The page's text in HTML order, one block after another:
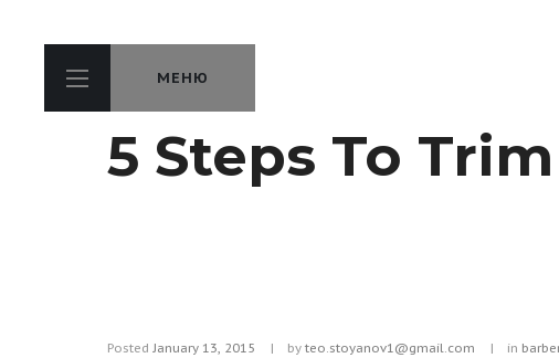
МЕНЮ
5 Steps To
Posted January 13, 2015 by teo.stoyanov1@gmail.com in barber